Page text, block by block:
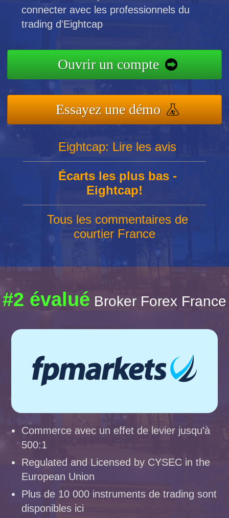
connecter avec les professionnels du
trading d'Eightcap
Ouvrir un compte
Essayez une démo
Eightcap: Lire les avis
Écarts les plus bas -
Eightcap!
Tous les commentaires de
courtier France
#2 évalué Broker Forex France
Commerce avec un effet de levier jusqu'à
500:1
Regulated and Licensed by CYSEC in the
European Union
Plus de 10 000 instruments de trading sont
disponibles ici